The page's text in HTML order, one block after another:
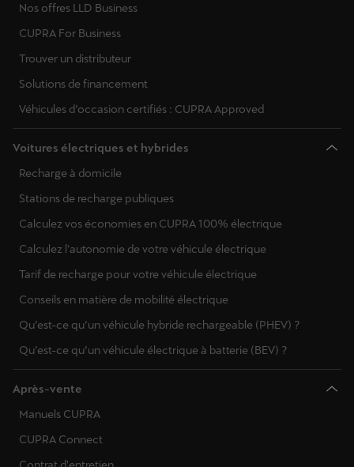
Nos offres LLD Business
CUPRA For Business
Trouver un distributeur
Solutions de financement
Véhicules d’occasion certifiés : CUPRA Approved
Voitures électriques et hybrides
Recharge à domicile
Stations de recharge publiques
Calculez vos économies en CUPRA 100% électrique
Calculez l'autonomie de votre véhicule électrique
Tarif de recharge pour votre véhicule électrique
Conseils en matière de mobilité électrique
Qu’est-ce qu’un véhicule hybride rechargeable (PHEV) ?
Qu’est-ce qu’un véhicule électrique à batterie (BEV) ?
Après-vente
Manuels CUPRA
CUPRA Connect
Contrat d'entretien